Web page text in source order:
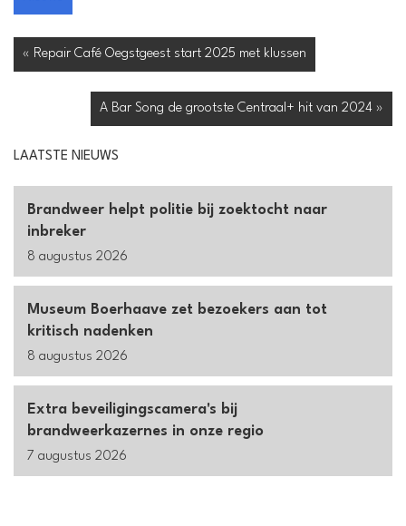
« Repair Café Oegstgeest start 2025 met klussen
A Bar Song de grootste Centraal+ hit van 2024 »
LAATSTE NIEUWS
Brandweer helpt politie bij zoektocht naar
inbreker
8 augustus 2026
Museum Boerhaave zet bezoekers aan tot
kritisch nadenken
8 augustus 2026
Extra beveiligingscamera's bij
brandweerkazernes in onze regio
7 augustus 2026